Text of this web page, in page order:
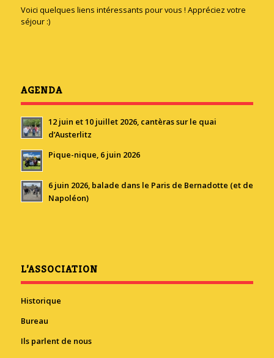
Voici quelques liens intéressants pour vous ! Appréciez votre
séjour :)
AGENDA
12 juin et 10 juillet 2026, cantèras sur le quai
d’Austerlitz
Pique-nique, 6 juin 2026
6 juin 2026, balade dans le Paris de Bernadotte (et de
Napoléon)
L’ASSOCIATION
Historique
Bureau
Ils parlent de nous